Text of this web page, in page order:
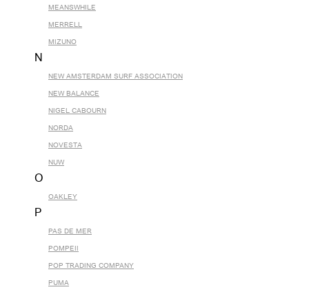
MEANSWHILE
MERRELL
MIZUNO
N
NEW AMSTERDAM SURF ASSOCIATION
NEW BALANCE
NIGEL CABOURN
NORDA
NOVESTA
NUW
O
OAKLEY
P
PAS DE MER
POMPEII
POP TRADING COMPANY
PUMA